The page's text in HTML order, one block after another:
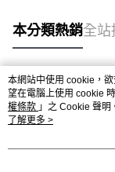
本分類熱銷全站
熱門標籤
本網站中使用 cookie，
望在電腦上使用 cookie
權條款 」之 Cookie 聲
用條款之 Cookie 聲明使
了解更多 >